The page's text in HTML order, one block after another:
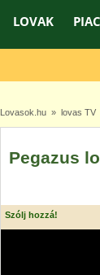
LOVAK
Lovasok.hu» lovas TV
Pegazus
Szólj hozzá!